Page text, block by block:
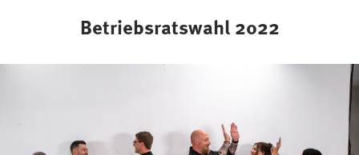
Betriebsratswahl 2022